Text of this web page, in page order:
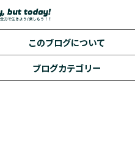
このブログについて
ブログカテゴリー